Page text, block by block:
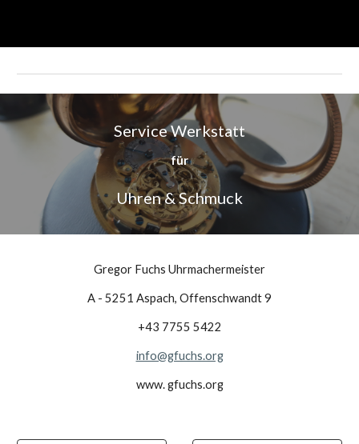
Service Werkstatt
für
Uhren & Schmuck
Gregor Fuchs Uhrmachermeister
A - 5251 Aspach, Offenschwandt 9
+43 7755 5422
info@gfuchs.org
www. gfuchs.org